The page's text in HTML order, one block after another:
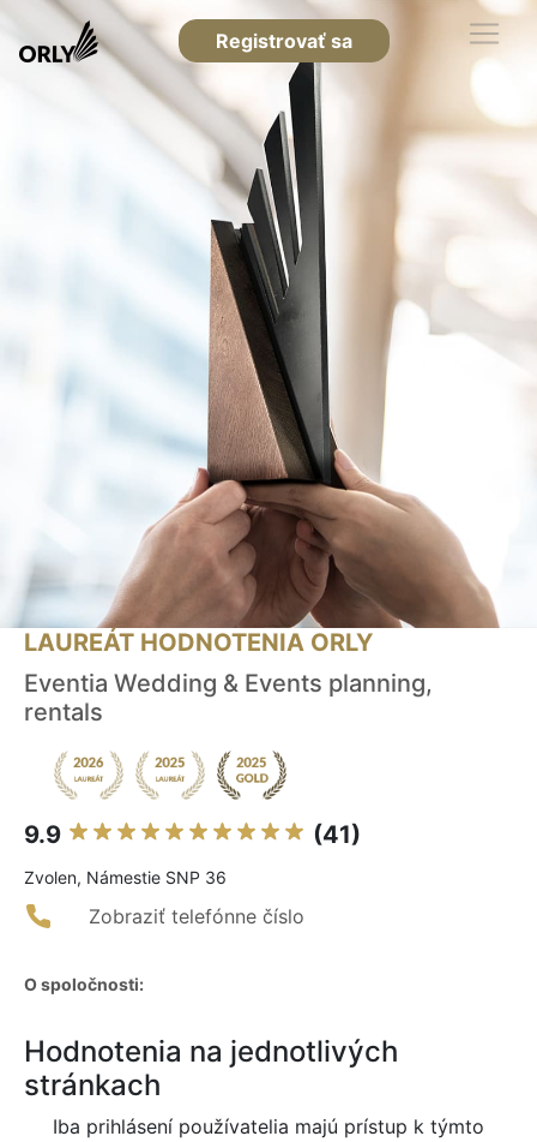
Registrovať sa
LAUREÁT HODNOTENIA ORLY
Eventia Wedding & Events planning,
rentals
9.9 (41)
Zvolen, Námestie SNP 36
Zobraziť telefónne číslo
O spoločnosti:
Hodnotenia na jednotlivých
stránkach
Iba prihlásení používatelia majú prístup k týmto